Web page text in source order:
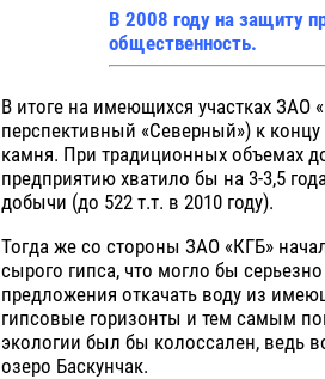
В 2008 году на защиту
общественность.
В итоге на имеющихся участках ЗАО
перспективный «Северный») к
камня. При традиционных объемах
предприятию хватило бы на 3-3,5
добычи (до 522 т.т. в 2010 году).
Тогда же со стороны ЗАО «КГБ»
сырого гипса, что могло бы
предложения откачать воду из
гипсовые горизонты и тем самым
экологии был бы колоссален, ведь
озеро Баскунчак.